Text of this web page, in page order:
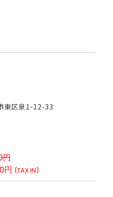
東区泉1-12-33
円
円 (TAX IN)